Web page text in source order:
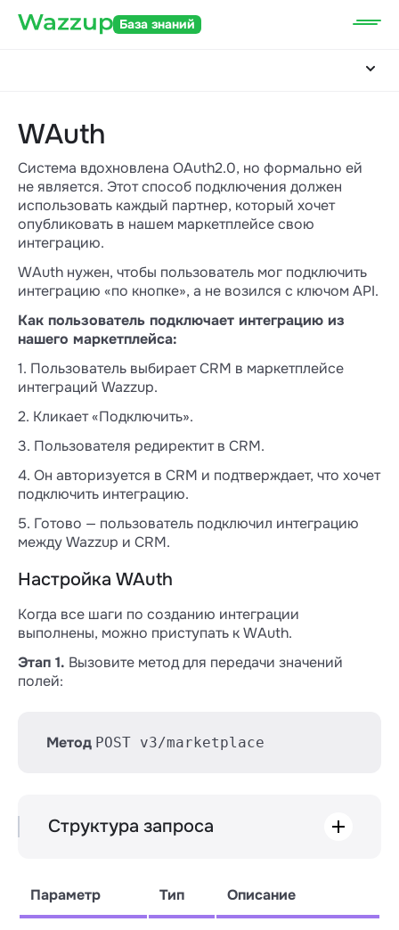
База знаний
WAuth
Cистема вдохновлена OAuth2.0, но формально ей
не является. Этот способ подключения должен
использовать каждый партнер, который хочет
опубликовать в нашем маркетплейсе свою
интеграцию.
WAuth нужен, чтобы пользователь мог подключить
интеграцию «по кнопке», а не возился с ключом API.
Как пользователь подключает интеграцию из
нашего маркетплейса:
1. Пользователь выбирает CRM в маркетплейсе
интеграций Wazzup.
2. Кликает «Подключить».
3. Пользователя редиректит в CRM.
4. Он авторизуется в CRM и подтверждает, что хочет
подключить интеграцию.
5. Готово — пользователь подключил интеграцию
между Wazzup и CRM.
Настройка WAuth
Когда все шаги по созданию интеграции
выполнены, можно приступать к WAuth.
Этап 1. Вызовите метод для передачи значений
полей:
Метод POST v3/marketplace
Структура запроса
├── crmCode
├── authRedirectUri
Параметр Тип Описание